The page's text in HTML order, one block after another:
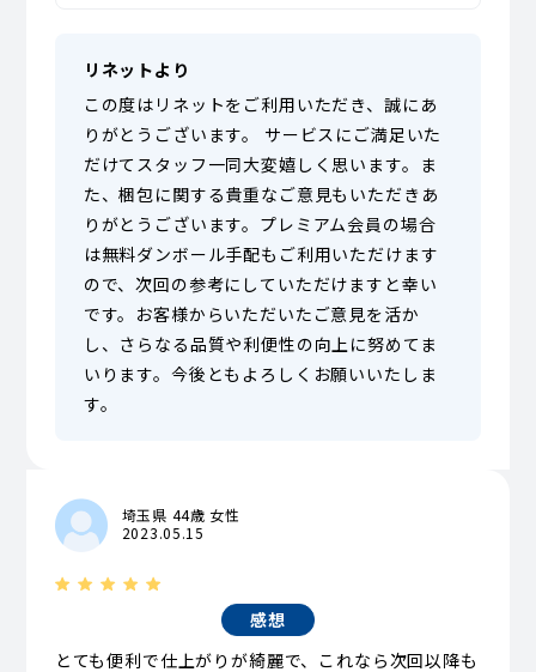
リネットより
この度はリネットをご利用いただき、誠にあ
りがとうございます。 サービスにご満足いた
だけてスタッフ一同大変嬉しく思います。ま
た、梱包に関する貴重なご意見もいただきあ
りがとうございます。プレミアム会員の場合
は無料ダンボール手配もご利用いただけます
ので、次回の参考にしていただけますと幸い
です。お客様からいただいたご意見を活か
し、さらなる品質や利便性の向上に努めてま
いります。今後ともよろしくお願いいたしま
す。
埼玉県 44歳 女性
2023.05.15
感想
とても便利で仕上がりが綺麗で、これなら次回以降も